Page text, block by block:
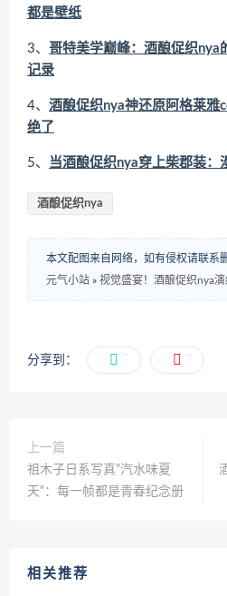
都是壁纸
3、 哥特美学巅峰：酒酿促织nya
记录
4、 酒酿促织nya神还原阿格莱雅
绝了
5、 当酒酿促织nya穿上柴郡装：
酒酿促织nya
本文配图来自网络，如有侵权请联系
元气小站 » 视觉盛宴！酒酿促织nya
分享到：
上一篇
祖木子日系写真"汽水味夏
天"：每一帧都是青春纪念册
相关推荐